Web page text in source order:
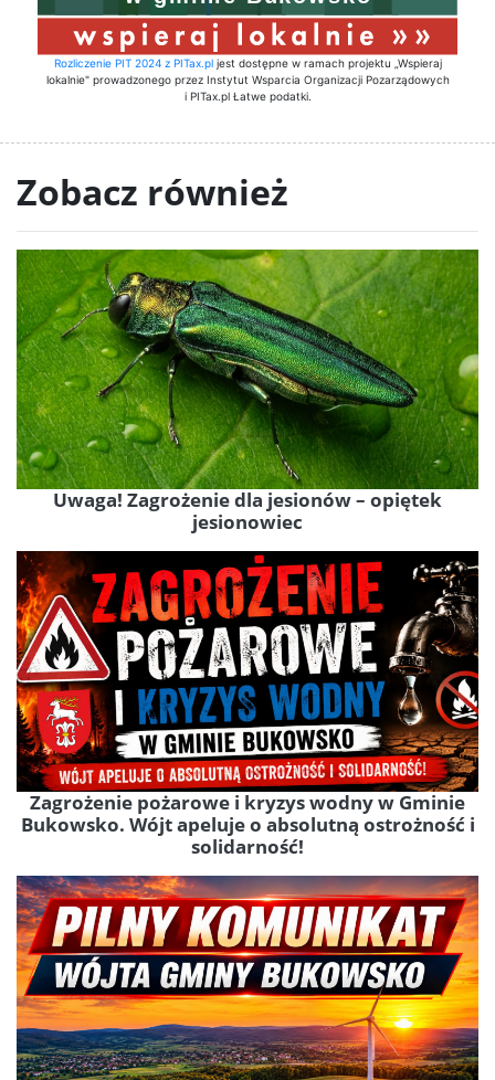
Rozliczenie PIT 2024 z PITax.pljest dostępne w ramach projektu „Wspieraj
lokalnie" prowadzonego przez Instytut Wsparcia Organizacji Pozarządowych
i PITax.pl Łatwe podatki.
Zobacz również
Uwaga! Zagrożenie dla jesionów – opiętek
jesionowiec
Zagrożenie pożarowe i kryzys wodny w Gminie
Bukowsko. Wójt apeluje o absolutną ostrożność i
solidarność!